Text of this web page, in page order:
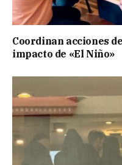
Coordinan acciones
impacto de «El Niño»